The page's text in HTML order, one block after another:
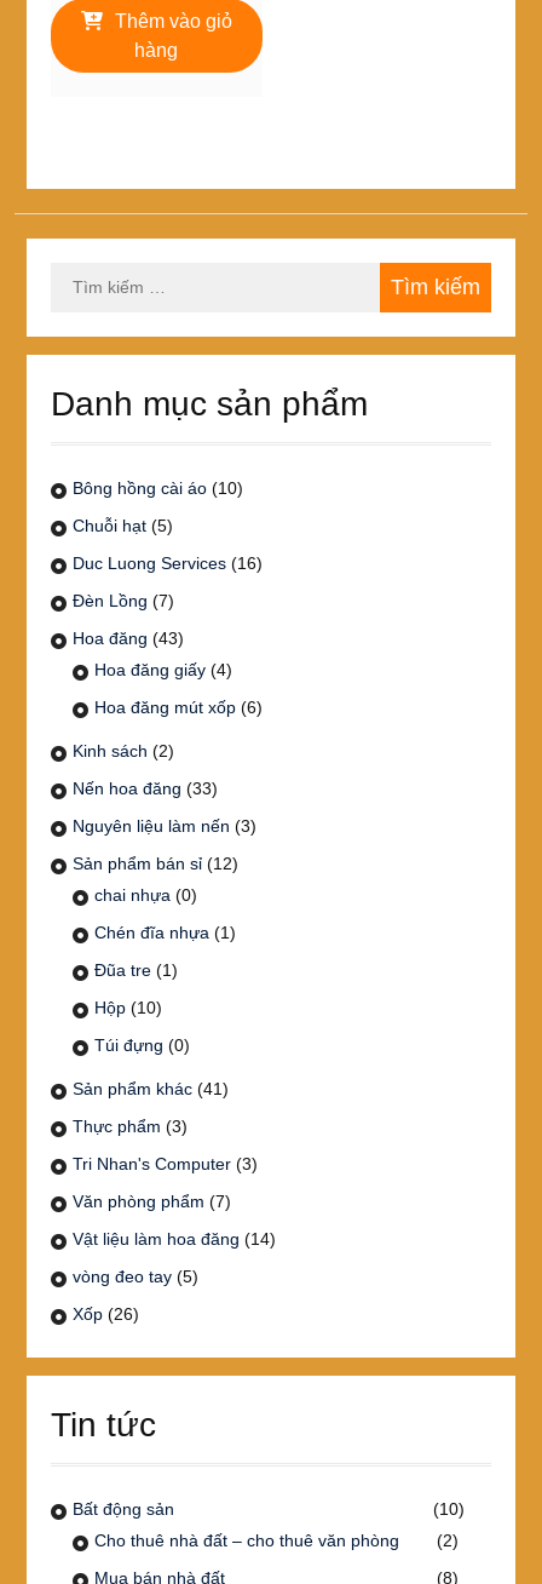
là:
60,000₫.
tại
40,000₫.
Thêm vào giỏ
hàng
kiếm
Danh mục sản phẩm
Bông hồng cài áo (10)
Chuỗi hạt (5)
Duc Luong Services (16)
Đèn Lồng (7)
Hoa đăng (43)
Hoa đăng giấy (4)
Hoa đăng mút xốp (6)
Kinh sách (2)
Nến hoa đăng (33)
Nguyên liệu làm nến (3)
Sản phẩm bán sỉ (12)
chai nhựa (0)
Chén đĩa nhựa (1)
Đũa tre (1)
Hộp (10)
Túi đựng (0)
Sản phẩm khác (41)
Thực phẩm (3)
Tri Nhan's Computer (3)
Văn phòng phẩm (7)
Vật liệu làm hoa đăng (14)
vòng đeo tay (5)
Xốp (26)
Tin tức
Bất động sản
(10)
Cho thuê nhà đất – cho thuê văn phòng
(2)
Mua bán nhà đất
(8)